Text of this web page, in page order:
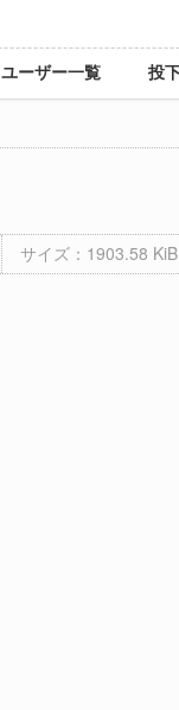
ユーザー一覧 投
サイズ：1903.58 KiB